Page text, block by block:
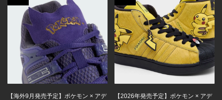
【海外9月発売予定】ポケモン × アデ
【2026年発売予定】ポケモン × アデ